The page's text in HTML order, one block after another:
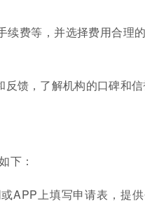
费等，并选择费用合理
馈，了解机构的口碑和信
下：
APP上填写申请表，提